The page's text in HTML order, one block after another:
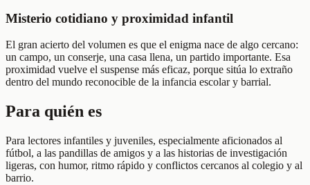
Misterio cotidiano y proximidad infantil
El gran acierto del volumen es que el enigma nace de algo cercano:
un campo, un conserje, una casa llena, un partido importante. Esa
proximidad vuelve el suspense más eficaz, porque sitúa lo extraño
dentro del mundo reconocible de la infancia escolar y barrial.
Para quién es
Para lectores infantiles y juveniles, especialmente aficionados al
fútbol, a las pandillas de amigos y a las historias de investigación
ligeras, con humor, ritmo rápido y conflictos cercanos al colegio y al
barrio.